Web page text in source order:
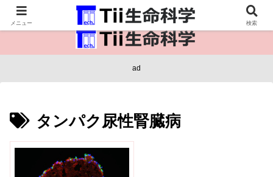
医療保健・生命・生物の情報インフラ。
ad
タンパク尿性腎臓病
メニュー 検索